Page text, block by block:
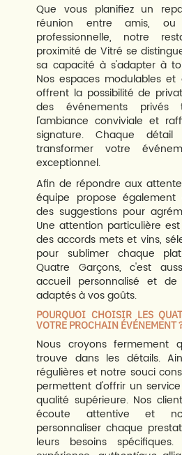
Que vous planifiez un
réunion entre amis, ou
professionnelle, notre
proximité de Vitré se
sa capacité à s'adapter à
Nos espaces modulables
offrent la possibilité de
des événements
l'ambiance conviviale et
signature. Chaque
transformer votre
exceptionnel.
Afin de répondre aux
équipe propose
des suggestions pour
Une attention particulière
des accords mets et vins,
pour sublimer chaque
Quatre Garçons, c'est
accueil personnalisé et de
adaptés à vos goûts.
POURQUOI CHOISIR LES
VOTRE PROCHAIN ÉVÉNEMENT
Nous croyons fermement
trouve dans les détails.
régulières et notre souci
permettent d'offrir un
qualité supérieure. Nos
écoute attentive et
personnaliser chaque
leurs besoins